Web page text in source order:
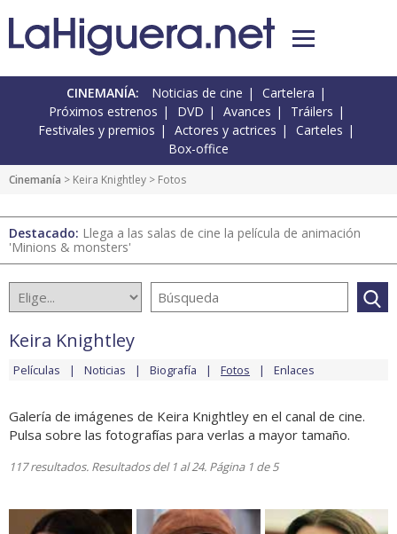
CINEMANÍA: Noticias de cine
Cartelera
Próximos estrenos
DVD Avances
Tráilers
Festivales y premios
Actores y actrices
Carteles
Box-office
Cinemanía > Keira Knightley > Fotos
Destacado: Llega a las salas de cine la película de animación
'Minions & monsters'
Keira Knightley
Películas Noticias Biografía Fotos Enlaces
Galería de imágenes de Keira Knightley en el canal de cine.
Pulsa sobre las fotografías para verlas a mayor tamaño.
117 resultados. Resultados del 1 al 24. Página 1 de 5